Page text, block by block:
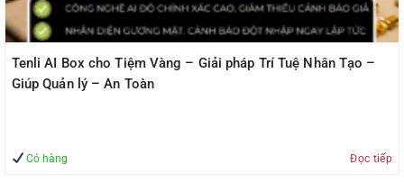
Tenli AI Box cho Tiệm Vàng – Giải pháp Trí Tuệ Nhân Tạo –
Giúp Quản lý – An Toàn
Có hàng Đọc tiếp